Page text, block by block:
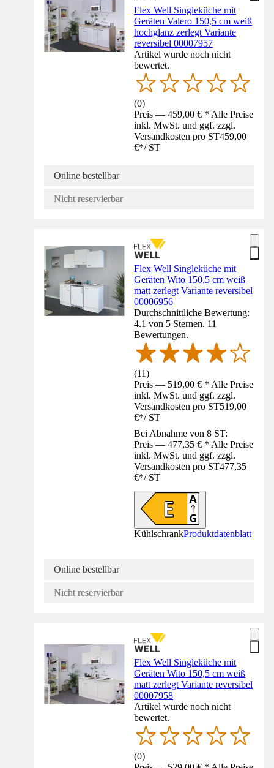
Flex Well Singleküche mit
Geräten Valero 150,5 cm weiß
hochglanz zerlegt Variante
reversibel 00007957
Artikel wurde noch nicht
bewertet.
(0)
Preis — 459,00 € * Alle Preise
inkl. MwSt. und ggf. zzgl.
Versandkosten pro ST459,00
€*/ ST
Online bestellbar
Nicht reservierbar
Flex Well Singleküche mit
Geräten Wito 150,5 cm weiß
matt zerlegt Variante reversibel
00006956
Durchschnittliche Bewertung:
4.1 von 5 Sternen. 11
Bewertungen.
(11)
Preis — 519,00 € * Alle Preise
inkl. MwSt. und ggf. zzgl.
Versandkosten pro ST519,00
€*/ ST
Bei Abnahme von 8 ST:
Preis — 477,35 € * Alle Preise
inkl. MwSt. und ggf. zzgl.
Versandkosten pro ST477,35
€*/ ST
KühlschrankProduktdatenblatt
Online bestellbar
Nicht reservierbar
Flex Well Singleküche mit
Geräten Wito 150,5 cm weiß
matt zerlegt Variante reversibel
00007958
Artikel wurde noch nicht
bewertet.
(0)